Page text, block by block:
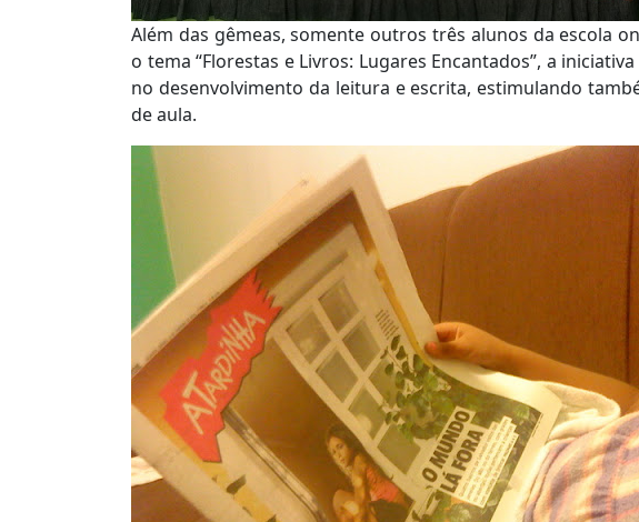
Além das gêmeas, somente outros três alunos da escola
o tema “Florestas e Livros: Lugares Encantados”, a
no desenvolvimento da leitura e escrita, estimulando
de aula.